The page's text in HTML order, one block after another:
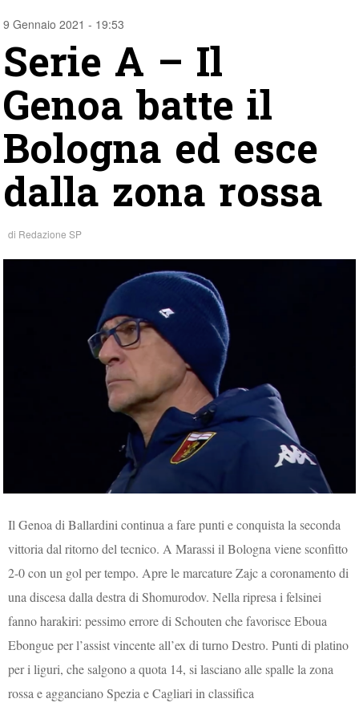
9 Gennaio 2021 - 19:53
Serie A – Il
Genoa batte il
Bologna ed esce
dalla zona rossa
di Redazione SP
Il Genoa di Ballardini continua a fare punti e conquista la seconda
vittoria dal ritorno del tecnico. A Marassi il Bologna viene sconfitto
2-0 con un gol per tempo. Apre le marcature Zajc a coronamento di
una discesa dalla destra di Shomurodov. Nella ripresa i felsinei
fanno harakiri: pessimo errore di Schouten che favorisce Eboua
Ebongue per l’assist vincente all’ex di turno Destro. Punti di platino
per i liguri, che salgono a quota 14, si lasciano alle spalle la zona
rossa e agganciano Spezia e Cagliari in classifica